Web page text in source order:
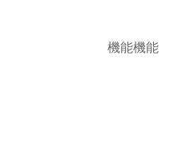
機能機能